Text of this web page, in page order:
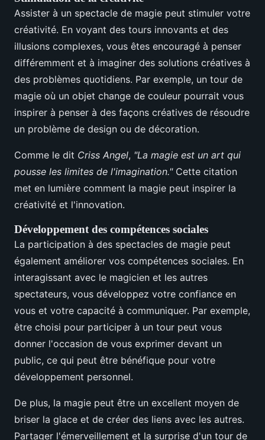
Assister à un spectacle de magie peut stimuler votre
créativité. En voyant des tours innovants et des
illusions complexes, vous êtes encouragé à penser
différemment et à imaginer des solutions créatives à
des problèmes quotidiens. Par exemple, un tour de
magie où un objet change de couleur pourrait vous
inspirer à penser à des façons créatives de résoudre
un problème de design ou de décoration.
Comme le dit Criss Angel, "La magie est un art qui
pousse les limites de l'imagination."Cette citation
met en lumière comment la magie peut inspirer la
créativité et l'innovation.
Développement des compétences sociales
La participation à des spectacles de magie peut
également améliorer vos compétences sociales. En
interagissant avec le magicien et les autres
spectateurs, vous développez votre confiance en
vous et votre capacité à communiquer. Par exemple,
être choisi pour participer à un tour peut vous
donner l'occasion de vous exprimer devant un
public, ce qui peut être bénéfique pour votre
développement personnel.
De plus, la magie peut être un excellent moyen de
briser la glace et de créer des liens avec les autres.
Partager l'émerveillement et la surprise d'un tour de